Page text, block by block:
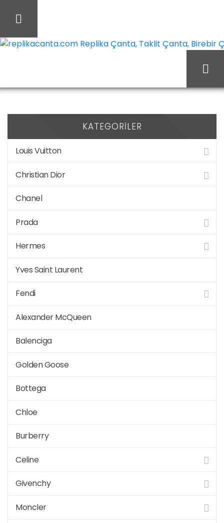
çizme modelleri” olarak
KATEGORILER
Louis Vuitton
Christian Dior
Chanel
Prada
Hermes
Yves Saint Laurent
Fendi
Alexander McQueen
Balenciga
Golden Goose
Bottega
Chloe
Burberry
Celine
Givenchy
Moncler